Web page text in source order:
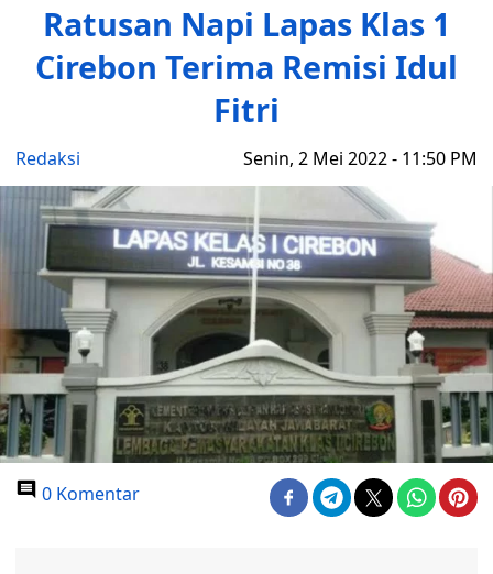
Ratusan Napi Lapas Klas 1
Cirebon Terima Remisi Idul
Fitri
Redaksi Senin, 2 Mei 2022 - 11:50 PM
0 Komentar